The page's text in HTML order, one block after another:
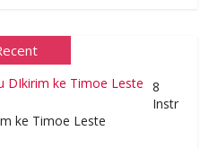
8
Instr
ke Timoe Leste